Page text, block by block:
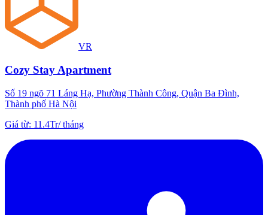
VR
Cozy Stay Apartment
Số 19 ngõ 71 Láng Hạ, Phường Thành Công, Quận Ba Đình,
Thành phố Hà Nội
Giá từ: 11.4Tr/tháng